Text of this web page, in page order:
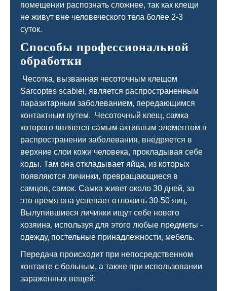
помещении распознать сложнее, так как клещи
не живут вне человеческого тела более 2-3
суток.
Способы профессиональной
обработки
Чесотка, вызванная чесоточным клещом
Sarcoptes scabiei, является распространенным
паразитарным заболеванием, передающимся
контактным путем. Чесоточный клещ, самка
которого является самым активным элементом в
распространении заболевания, внедряется в
верхние слои кожи человека, прокладывая себе
ходы. Там она откладывает яйца, из которых
появляются личинки, превращающиеся в
самцов, самок. Самка живет около 30 дней, за
это время она успевает отложить 30-50 яиц.
Вылупившиеся личинки ищут себе нового
хозяина, используя для этого любые предметы -
одежду, постельные принадлежности, мебель.
Передача происходит при непосредственном
контакте с больным, а также при использовании
зараженных вещей: